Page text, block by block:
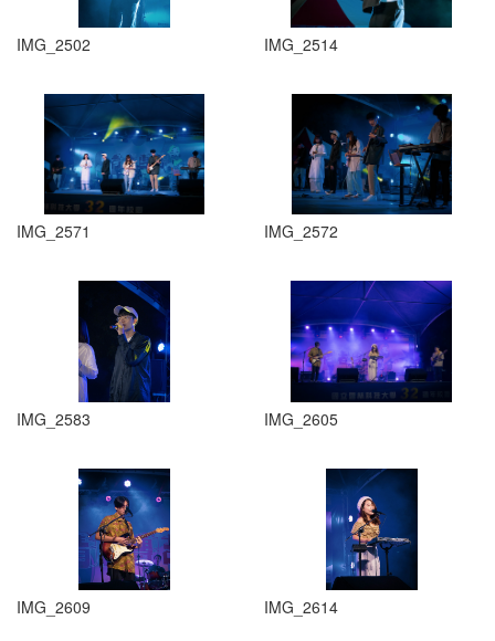
IMG_2502 IMG_2514
IMG_2571 IMG_2572
IMG_2583 IMG_2605
IMG_2609 IMG_2614